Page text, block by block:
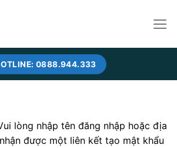
0888.944.333
lòng nhập tên đăng nhập hoặc địa
được một liên kết tạo mật khẩu